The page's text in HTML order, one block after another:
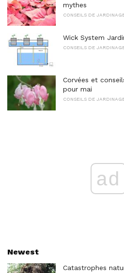
mythes
CONSEILS DE
Wick System
CONSEILS DE
Corvées et
pour mai
CONSEILS DE
ad
Newest
Catastrophes